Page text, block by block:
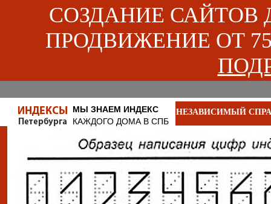
СОЗДАНИЕ САЙТОВ
ПРОДВИЖЕНИЕ ОТ
МЫ ЗНАЕМ ИНДЕКС
КАЖДОГО ДОМА В СПБ
НЕЗАВИСИМЫЙ